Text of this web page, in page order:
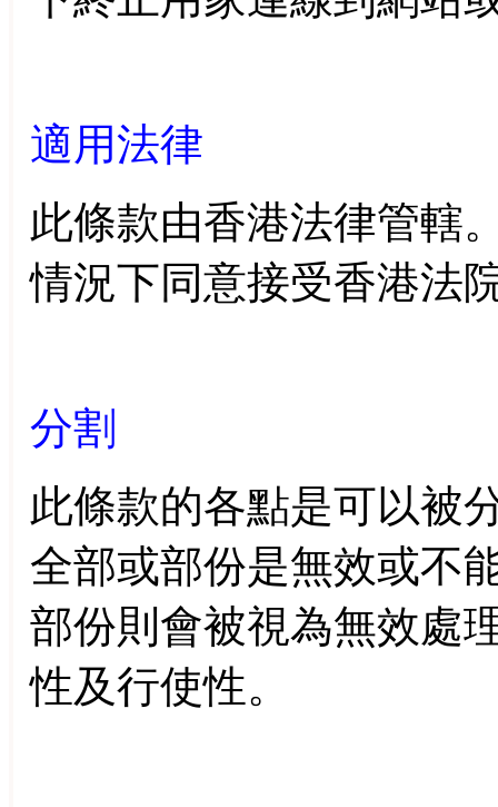
適用法律
此條款由香港法律管轄
情況下同意接受香港法
分割
此條款的各點是可以被
全部或部份是無效或不
部份則會被視為無效處
性及行使性。